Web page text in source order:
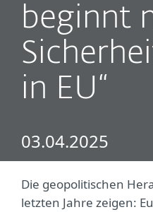
beginnt
in EU“
03.04.2025
Die geopolitischen
letzten Jahre zeigen: